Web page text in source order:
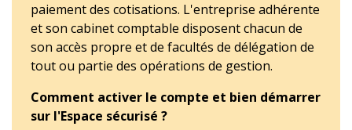
paiement des cotisations. L'entreprise adhérente
et son cabinet comptable disposent chacun de
son accès propre et de facultés de délégation de
tout ou partie des opérations de gestion.
Comment activer le compte et bien démarrer
sur l'Espace sécurisé ?